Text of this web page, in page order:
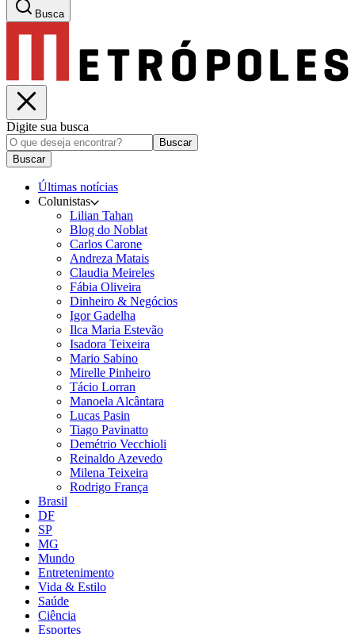
Busca
Digite sua busca
Buscar
Buscar
Últimas notícias
Colunistas
Lilian Tahan
Blog do Noblat
Carlos Carone
Andreza Matais
Claudia Meireles
Fábia Oliveira
Dinheiro & Negócios
Igor Gadelha
Ilca Maria Estevão
Isadora Teixeira
Mario Sabino
Mirelle Pinheiro
Tácio Lorran
Manoela Alcântara
Lucas Pasin
Tiago Pavinatto
Demétrio Vecchioli
Reinaldo Azevedo
Milena Teixeira
Rodrigo França
Brasil
DF
SP
MG
Mundo
Entretenimento
Vida & Estilo
Saúde
Ciência
Esportes